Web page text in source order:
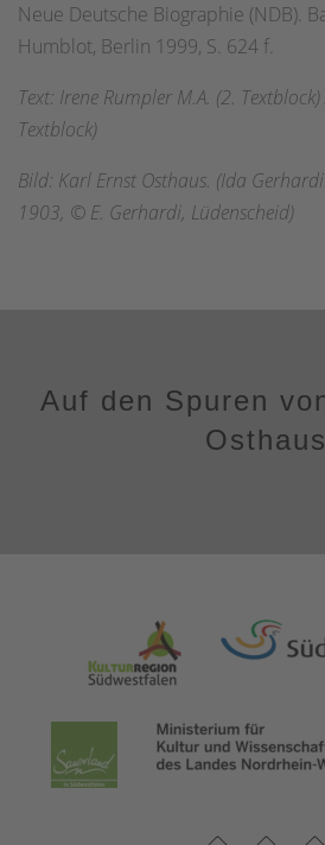
Neue Deutsche Biographie (NDB).
Humblot, Berlin 1999, S. 624 f.
Text: Irene Rumpler M.A. (2.
Textblock)
Bild: Karl Ernst Osthaus. (Ida
1903, © E. Gerhardi, Lüdenscheid)
Auf den Spuren
Osthaus